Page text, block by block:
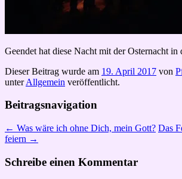
Geendet hat diese Nacht mit der Osternacht in
Dieser Beitrag wurde am 19. April 2017 von
unterAllgemein veröffentlicht.
Beitragsnavigation
← Was wäre ich ohne Dich, mein Gott? Das
feiern →
Schreibe einen Kommentar